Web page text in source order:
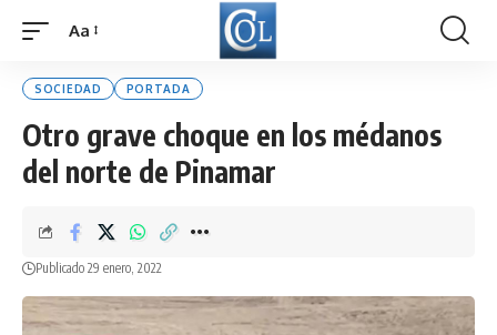
Font
Aa
SOCIEDAD PORTADA
Otro grave choque en los médanos
del norte de Pinamar
Publicado 29 enero, 2022